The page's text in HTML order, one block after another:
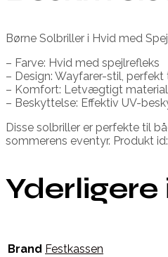
Børne Solbriller i Hvid med
– Farve: Hvid med spejlrefleks
– Design: Wayfarer-stil,
– Komfort: Letvægtigt
– Beskyttelse: Effektiv UV-
Disse solbriller er perfekte til
sommerens eventyr. Produkt
Brand Festkassen